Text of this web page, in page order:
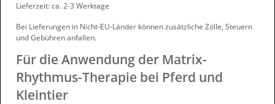
Lieferzeit: ca. 2-3 Werktage
Bei Lieferungen in Nicht-EU-Länder können zusätzliche Zölle, Steuern
und Gebühren anfallen.
Für die Anwendung der Matrix-
Rhythmus-Therapie bei Pferd und
Kleintier